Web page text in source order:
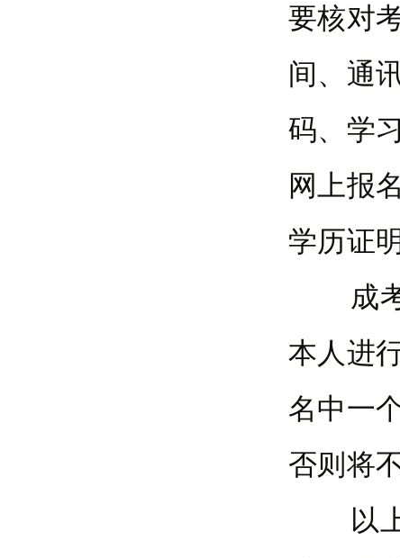
要核对
间、通
码、学
网上报
学历证
成考
本人进
名中一
否则将
以上